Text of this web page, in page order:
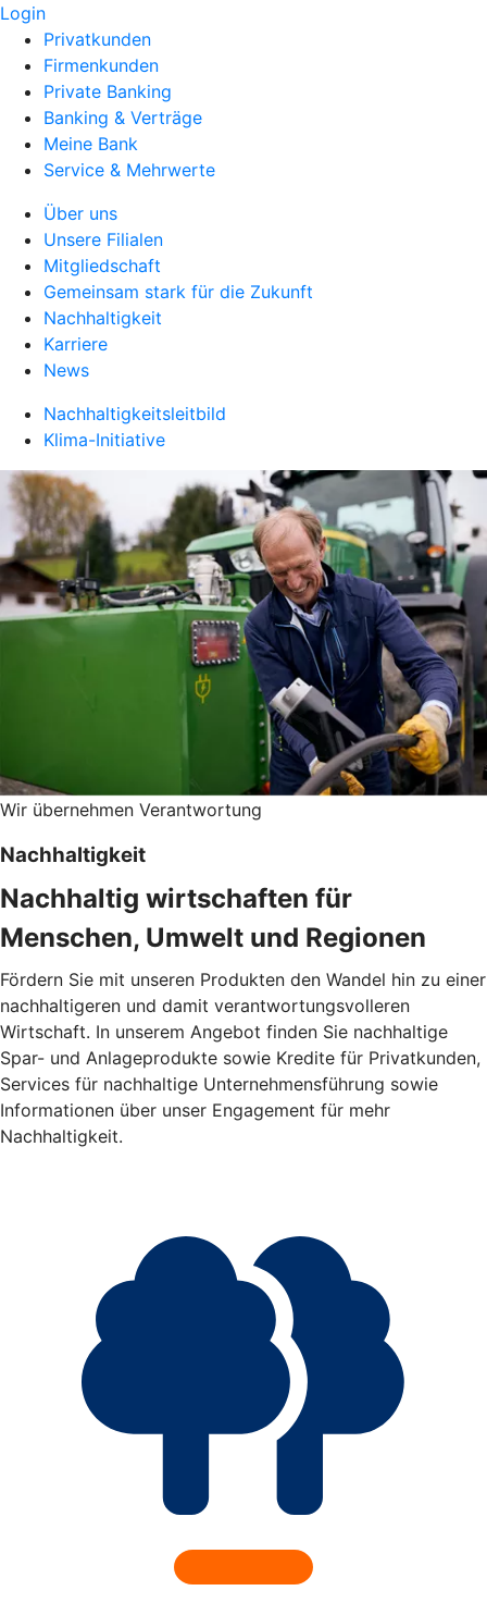
Login
Privatkunden
Firmenkunden
Private Banking
Banking & Verträge
Meine Bank
Service & Mehrwerte
Über uns
Unsere Filialen
Mitgliedschaft
Gemeinsam stark für die Zukunft
Nachhaltigkeit
Karriere
News
Nachhaltigkeitsleitbild
Klima-Initiative
Wir übernehmen Verantwortung
Nachhaltigkeit
Nachhaltig wirtschaften für
Menschen, Umwelt und Regionen
Fördern Sie mit unseren Produkten den Wandel hin zu einer
nachhaltigeren und damit verantwortungsvolleren
Wirtschaft. In unserem Angebot finden Sie nachhaltige
Spar- und Anlageprodukte sowie Kredite für Privatkunden,
Services für nachhaltige Unternehmensführung sowie
Informationen über unser Engagement für mehr
Nachhaltigkeit.